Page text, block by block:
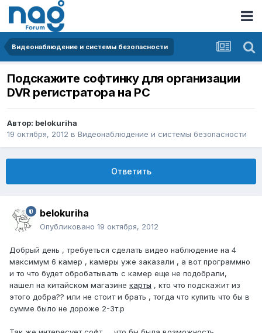
Видеонаблюдение и системы безопасности
Подскажите софтинку для организации
DVR регистратора на PC
Автор: belokuriha
19 октября, 2012 в Видеонаблюдение и системы безопасности
Ответить
belokuriha
Опубликовано 19 октября, 2012
Добрый день , требуеться сделать видео наблюдение на 4
максимум 6 камер , камеры уже заказали , а вот программно
и то что будет обробатывать с камер еще не подобрали,
нашел на китайском магазине карты , кто что подскажит из
этого добра?? или не стоит и брать , тогда что купить что бы в
сумме было не дороже 2-3т.р